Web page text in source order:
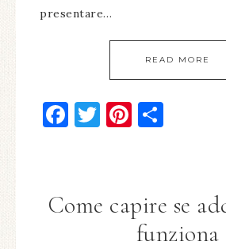
presentare…
READ MORE
Facebook
Twitter
Come capire se
funziona​